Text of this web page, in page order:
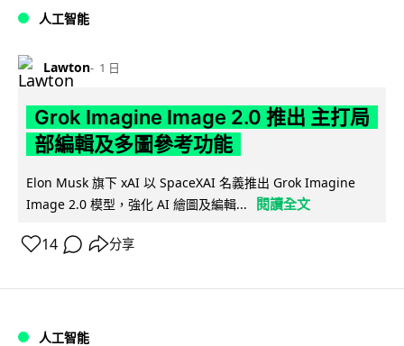
人工智能
Lawton 1 日
Grok Imagine Image 2.0 推出 主打局
部編輯及多圖參考功能
Elon Musk 旗下 xAI 以 SpaceXAI 名義推出 Grok Imagine
Image 2.0 模型，強化 AI 繪圖及編輯...
閱讀全文
14 分享
人工智能